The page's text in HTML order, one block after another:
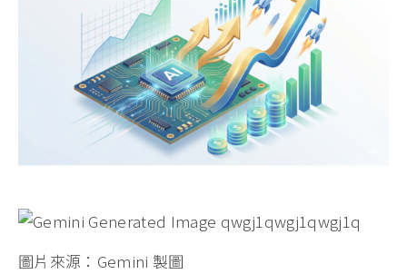
圖片來源：Gemini 製圖